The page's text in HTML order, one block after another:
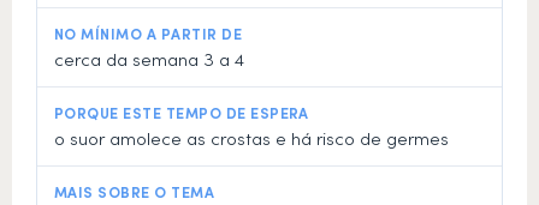
cerca da semana 3 a 4
o suor amolece as crostas e há risco de germes